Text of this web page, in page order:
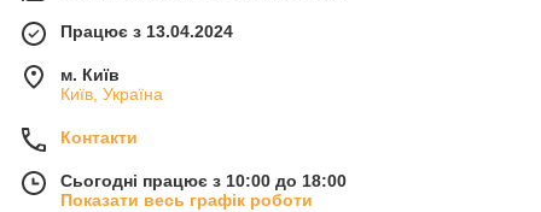
Працює з 13.04.2024
м. Київ
Київ, Україна
Контакти
Сьогодні працює з 10:00 до 18:00
Показати весь графік роботи